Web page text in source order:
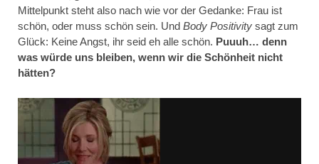
Mittelpunkt steht also nach wie vor der Gedanke: Frau ist
schön, oder muss schön sein. Und Body Positivity sagt zum
Glück: Keine Angst, ihr seid eh alle schön. Puuuh… denn
was würde uns bleiben, wenn wir die Schönheit nicht
hätten?